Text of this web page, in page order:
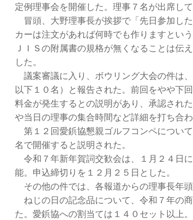
定例理事会を開催した。理事７名が出席し
冒頭、大野理事長が挨拶で「先日参加し
カーは注文があれば何時でも作りますとい
ＪＩＳの附属書の規格が無くなることは伝
した。
議案審議に入り、ボウリング大会の件は
以下１０名）と報告された。前回をやや下
料金が発生するとの説明があり、承認され
や当日の理事の集合時間など詳細を打ち合わ
第１２回愛鋲協懇親ゴルフコンペについ
名で開催すると説明された。
令和７年新年賀詞交歓会は、１月２４日
能。申込締切りを１２月２５日とした。
その他の件では、各報道からの理事長年
ねじの日の記念品について、令和７年の
た。愛鋲協への割当ては１４０セット以上